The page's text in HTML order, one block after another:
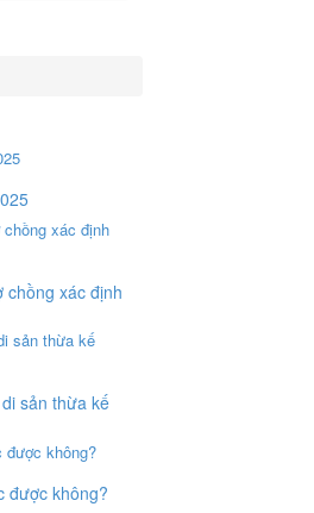
chồng xác định
sản thừa kế
được không?